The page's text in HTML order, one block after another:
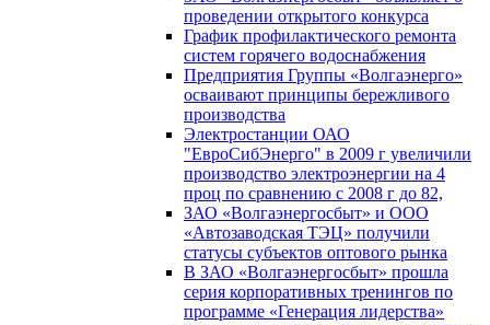
проведении открытого конкурса
График профилактического ремонта
систем горячего водоснабжения
Предприятия Группы «Волгаэнерго»
осваивают принципы бережливого
производства
Электростанции ОАО
"ЕвроСибЭнерго" в 2009 г увеличили
производство электроэнергии на 4
проц по сравнению с 2008 г до 82,
ЗАО «Волгаэнергосбыт» и ООО
«Автозаводская ТЭЦ» получили
статусы субъектов оптового рынка
В ЗАО «Волгаэнергосбыт» прошла
серия корпоративных тренингов по
программе «Генерация лидерства»